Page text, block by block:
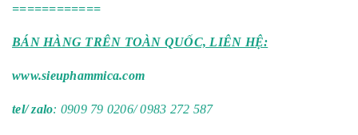
============
BÁN HÀNG TRÊN TOÀN QUỐC, LIÊN HỆ:
www.sieuphammica.com
tel/ zalo: 0909 79 0206/ 0983 272 587